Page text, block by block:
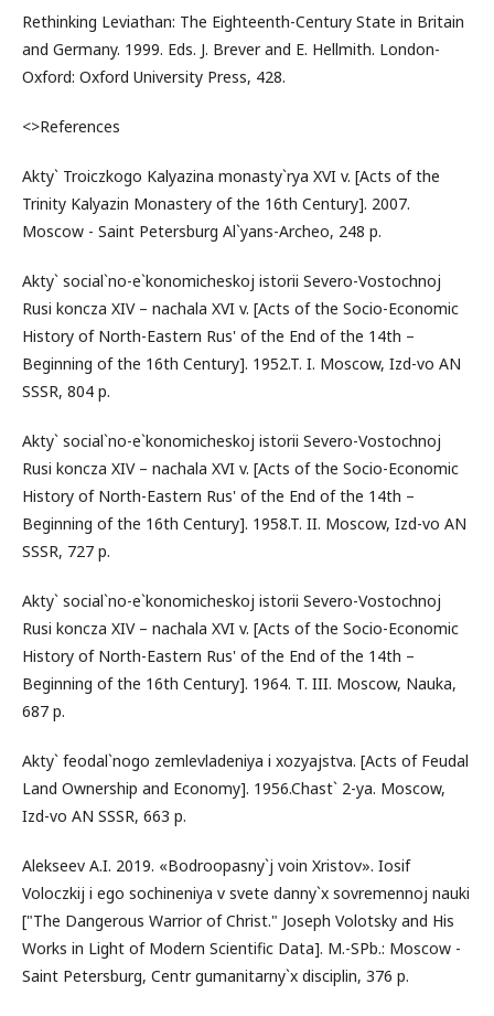
Rethinking Leviathan: The Eighteenth-Century State in Britain
and Germany. 1999. Eds. J. Brever and E. Hellmith. London-
Oxford: Oxford University Press, 428.
<>References
Akty` Troiczkogo Kalyazina monasty`rya XVI v. [Acts of the
Trinity Kalyazin Monastery of the 16th Century]. 2007.
Moscow - Saint Petersburg Al`yans-Arсheo, 248 p.
Akty` social`no-e`konomicheskoj istorii Severo-Vostochnoj
Rusi koncza XIV – nachala XVI v. [Acts of the Socio-Economic
History of North-Eastern Rus' of the End of the 14th –
Beginning of the 16th Century]. 1952.T. I. Moscow, Izd-vo AN
SSSR, 804 p.
Akty` social`no-e`konomicheskoj istorii Severo-Vostochnoj
Rusi koncza XIV – nachala XVI v. [Acts of the Socio-Economic
History of North-Eastern Rus' of the End of the 14th –
Beginning of the 16th Century]. 1958.T. II. Moscow, Izd-vo AN
SSSR, 727 p.
Akty` social`no-e`konomicheskoj istorii Severo-Vostochnoj
Rusi koncza XIV – nachala XVI v. [Acts of the Socio-Economic
History of North-Eastern Rus' of the End of the 14th –
Beginning of the 16th Century]. 1964. T. III. Moscow, Nauka,
687 p.
Akty` feodal`nogo zemlevladeniya i xozyajstva. [Acts of Feudal
Land Ownership and Economy]. 1956.Chast` 2-ya. Moscow,
Izd-vo AN SSSR, 663 p.
Alekseev A.I. 2019. «Bodroopasny`j voin Xristov». Iosif
Voloczkij i ego sochineniya v svete danny`x sovremennoj nauki
["The Dangerous Warrior of Christ." Joseph Volotsky and His
Works in Light of Modern Scientific Data]. M.-SPb.: Moscow -
Saint Petersburg, Centr gumanitarny`x disciplin, 376 p.